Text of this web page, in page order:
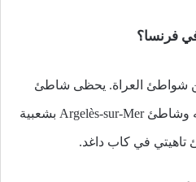
شواطئ العراة. يحظى شاطئ
Espiguette بالقرب من مونبلييه وشاطئ Argelès-sur-Mer بشعبية
تاهيتي في كاب داغد.